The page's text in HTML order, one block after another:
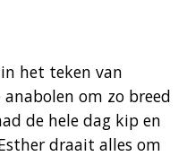
het teken van
om zo breed
de hele dag kip en
draait alles om